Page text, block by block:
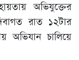
অভিযুক্তের
রাত ১২টার
অভিযান চালিয়ে